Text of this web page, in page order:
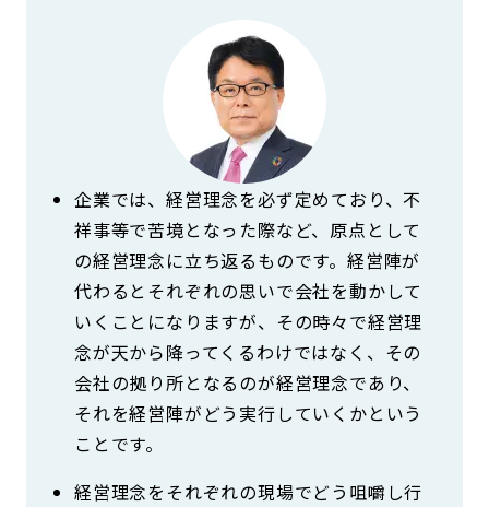
企業では、経営理念を必ず定めており、不
祥事等で苦境となった際など、原点として
の経営理念に立ち返るものです。経営陣が
代わるとそれぞれの思いで会社を動かして
いくことになりますが、その時々で経営理
念が天から降ってくるわけではなく、その
会社の拠り所となるのが経営理念であり、
それを経営陣がどう実行していくかという
ことです。
経営理念をそれぞれの現場でどう咀嚼し行